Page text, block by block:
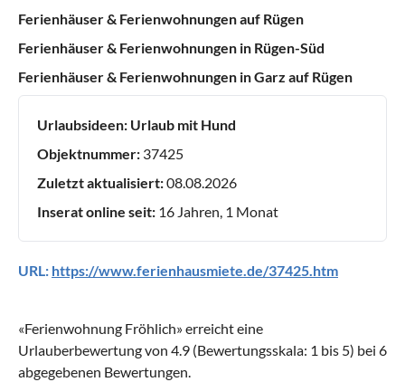
Ferienhäuser & Ferienwohnungen auf Rügen
Ferienhäuser & Ferienwohnungen in Rügen-Süd
Ferienhäuser & Ferienwohnungen in Garz auf Rügen
Urlaubsideen: Urlaub mit Hund
Objektnummer: 37425
Zuletzt aktualisiert:08.08.2026
Inserat online seit: 16 Jahren, 1 Monat
URL: https://www.ferienhausmiete.de/37425.htm
«Ferienwohnung Fröhlich» erreicht eine
Urlauberbewertung von 4.9 (Bewertungsskala: 1 bis 5) bei 6
abgegebenen Bewertungen.